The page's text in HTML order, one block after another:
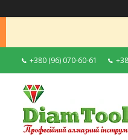
+380 (96) 070-60-61